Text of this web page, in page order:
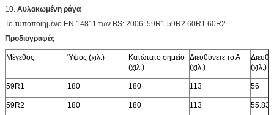
10. Αυλακωμένη ράγα
Το τυποποιημένο EN 14811 των BS: 2006: 59R1 59R2 60R1 60R2
Προδιαγραφές
Μέγεθος Ύψος (χιλ.)
Κατώτατο σημείο
(χιλ.)
Διευθύνετε το Α
(χιλ.)
(χιλ.)
59R1 180 180 113 56
59R2 180 180 113 55.83